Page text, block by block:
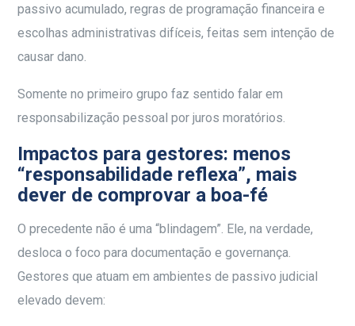
passivo acumulado, regras de programação financeira e
escolhas administrativas difíceis, feitas sem intenção de
causar dano.
Somente no primeiro grupo faz sentido falar em
responsabilização pessoal por juros moratórios.
Impactos para gestores: menos
“responsabilidade reflexa”, mais
dever de comprovar a boa-fé
O precedente não é uma “blindagem”. Ele, na verdade,
desloca o foco para documentação e governança.
Gestores que atuam em ambientes de passivo judicial
elevado devem: